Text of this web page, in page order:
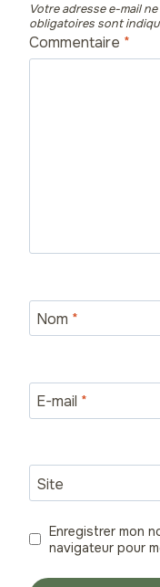
Votre adresse e-mail
obligatoires sont
Commentaire *
Nom *
E-mail *
Site
Enregistrer mon
navigateur pour